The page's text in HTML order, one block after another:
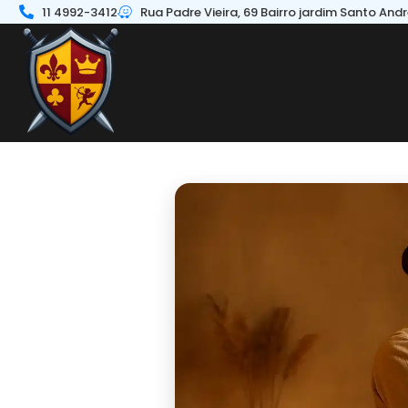
11 4992-3412 Rua Padre Vieira, 69 Bairro jardim Santo